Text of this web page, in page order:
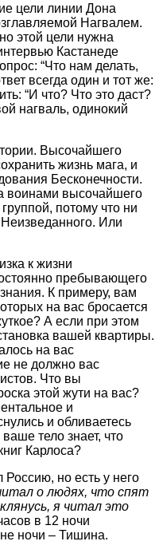
цели линии Дона
Нагвалем.
этой цели нужна
Кастанеде
“Что нам делать,
всегда один и тот же:
“И что? Что это даст?
нагваль, одинокий
Высочайшего
жизнь мага, и
Бесконечности.
воинами высочайшего
потому что ни
Или
к жизни
пребывающего
К примеру, вам
на вас бросается
А если при этом
вашей квартиры.
на вас
не должно вас
Что вы
этой жути на вас?
и
и обливаетесь
тело знает, что
Карлоса?
но есть у него
о людях, что спят
я читал это
в 12 ночи
ночи – Тишина.